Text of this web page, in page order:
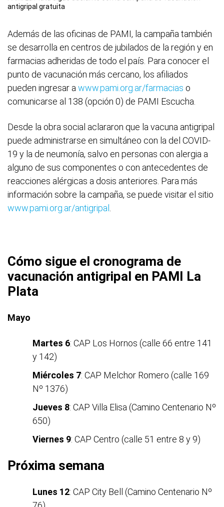
antigripal gratuita
Además de las oficinas de PAMI, la campaña también
se desarrolla en centros de jubilados de la región y en
farmacias adheridas de todo el país. Para conocer el
punto de vacunación más cercano, los afiliados
pueden ingresar a www.pami.org.ar/farmacias o
comunicarse al 138 (opción 0) de PAMI Escucha.
Desde la obra social aclararon que la vacuna antigripal
puede administrarse en simultáneo con la del COVID-
19 y la de neumonía, salvo en personas con alergia a
alguno de sus componentes o con antecedentes de
reacciones alérgicas a dosis anteriores. Para más
información sobre la campaña, se puede visitar el sitio
www.pami.org.ar/antigripal
Cómo sigue el cronograma de
vacunación antigripal en PAMI La
Plata
Mayo
Martes 6: CAP Los Hornos (calle 66 entre 141
y 142)
Miércoles 7: CAP Melchor Romero (calle 169
Nº 1376)
Jueves 8: CAP Villa Elisa (Camino Centenario Nº
650)
Viernes 9: CAP Centro (calle 51 entre 8 y 9)
Próxima semana
Lunes 12: CAP City Bell (Camino Centenario Nº